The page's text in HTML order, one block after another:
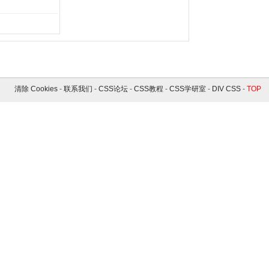
清除 Cookies- 联系我们 - CSS论坛- CSS教程 - CSS学研室- DIV CSS- TOP